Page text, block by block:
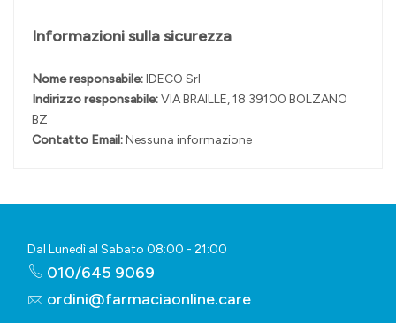
Informazioni sulla sicurezza
Nome responsabile:IDECO Srl
Indirizzo responsabile:VIA BRAILLE, 18 39100 BOLZANO
BZ
Contatto Email:Nessuna informazione
Dal Lunedì al Sabato 08:00 - 21:00
010/645 9069
ordini@farmaciaonline.care